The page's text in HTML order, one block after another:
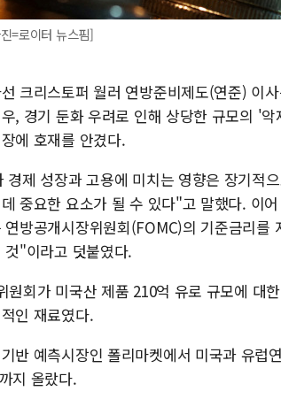
=로이터 뉴스핌]
크리스토퍼 월러 연방준비제도(연준) 이
, 경기 둔화 우려로 인해 상당한 규모의 '
에 호재를 안겼다.
경제 성장과 고용에 미치는 영향은 장기적
중요한 요소가 될 수 있다"고 말했다. 이
방공개시장위원회(FOMC)의 기준금리를
"이라고 덧붙였다.
원회가 미국산 제품 210억 유로 규모에 대
인 재료였다.
반 예측시장인 폴리마켓에서 미국과 유럽
지 올랐다.